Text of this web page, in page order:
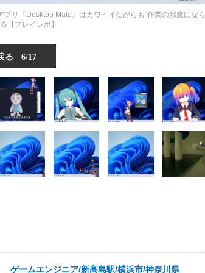
リ『Desktop Mate』はカワイイながらも“作業の邪魔になら
【プレイレポ】
る 6/17
ゲームエンジニア/新高島駅/横浜市/神奈川県